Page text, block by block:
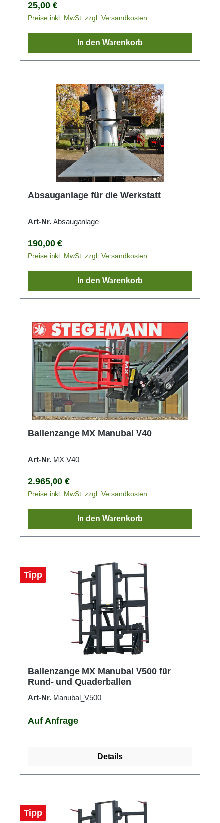
Regulärer Preis:
25,00 €
Preise inkl. MwSt. zzgl. Versandkosten
In den Warenkorb
Absauganlage für die Werkstatt
Art-Nr. Absauganlage
Regulärer Preis:
190,00 €
Preise inkl. MwSt. zzgl. Versandkosten
In den Warenkorb
Ballenzange MX Manubal V40
Art-Nr. MX V40
Regulärer Preis:
2.965,00 €
Preise inkl. MwSt. zzgl. Versandkosten
In den Warenkorb
Tipp
Ballenzange MX Manubal V500 für
Rund- und Quaderballen
Art-Nr. Manubal_V500
Auf Anfrage
Details
Tipp